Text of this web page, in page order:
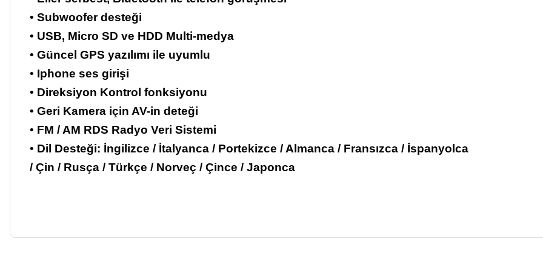
• Subwoofer desteği
• USB, Micro SD ve HDD Multi-medya
• Güncel GPS yazılımı ile uyumlu
• Iphone ses girişi
• Direksiyon Kontrol fonksiyonu
• Geri Kamera için AV-in deteği
• FM / AM RDS Radyo Veri Sistemi
• Dil Desteği: İngilizce / İtalyanca / Portekizce / Almanca / Fransızca / İspanyolca
/ Çin / Rusça / Türkçe / Norveç / Çince / Japonca